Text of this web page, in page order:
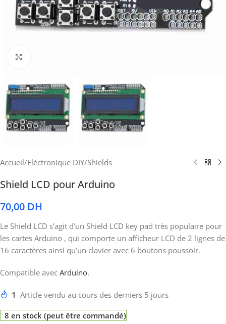
Accueil/Eléctronique DIY/Shields
Shield LCD pour Arduino
70,00 DH
Le Shield LCD s’agit d’un Shield LCD key pad très populaire pour
les cartes Arduino , qui comporte un afficheur LCD de 2 lignes de
16 caractères ainsi qu’un clavier avec 6 boutons poussoir.
Compatible avec Arduino.
1 Article vendu au cours des derniers 5 jours
8 en stock (peut être commandé)